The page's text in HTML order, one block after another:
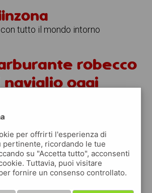
con tutto il mondo intorno
robecco
naviglio oggi
q8 esso
per offrirti l'esperienza di
pertinente, ricordando le tue
su "Accetta tutto", acconsenti
Tuttavia, puoi visitare
fornire un consenso controllato.